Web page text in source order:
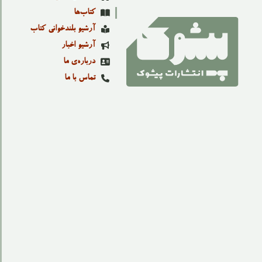
کتاب‌ها
آرشیو بلندخوانی کتاب
آرشیو اخبار
درباره‌ی ما
تماس با ما